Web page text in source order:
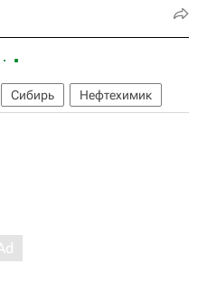
Сибирь Нефтехимик